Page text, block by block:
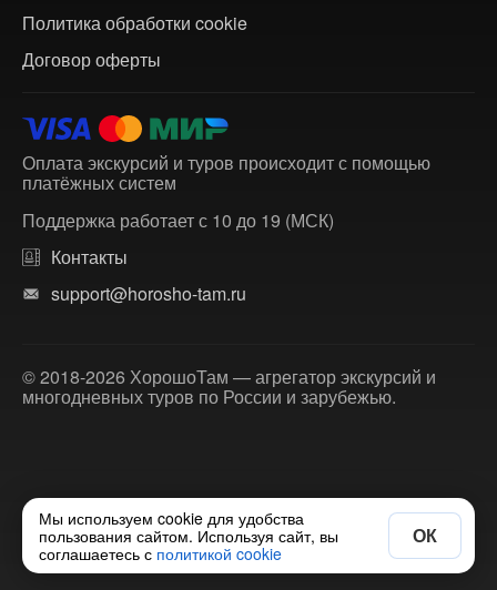
Политика обработки cookie
Договор оферты
Оплата экскурсий и туров происходит с помощью
платёжных систем
Поддержка работает с 10 до 19 (МСК)
Контакты
support@horosho-tam.ru
© 2018-2026 ХорошоТам — агрегатор экскурсий и
многодневных туров по России и зарубежью.
Мы используем cookie для удобства
пользования сайтом. Используя сайт, вы
соглашаетесь с политикой cookie
ОК